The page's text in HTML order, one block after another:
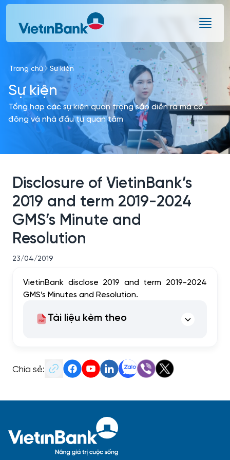
Skip to Main Content
Trang chủ Sự kiện
Sự kiện
Tổng hợp các sự kiện quan trọng sắp diễn ra mà cổ
đông và nhà đầu tư quan tâm
Disclosure of VietinBank’s
2019 and term 2019-2024
GMS’s Minute and
Resolution
23/04/2019
VietinBank disclose 2019 and term 2019-2024
GMS’s Minutes and Resolution.
Tài liệu kèm theo
Chia sẻ: